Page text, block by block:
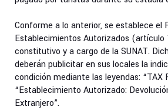
Conforme a lo anterior, se establece el
Establecimientos Autorizados
constitutivo y a cargo de la SUNAT.
deberán publicitar en sus locales la
condición mediante las leyendas: “TAX
“Establecimiento Autorizado:
Extranjero”.